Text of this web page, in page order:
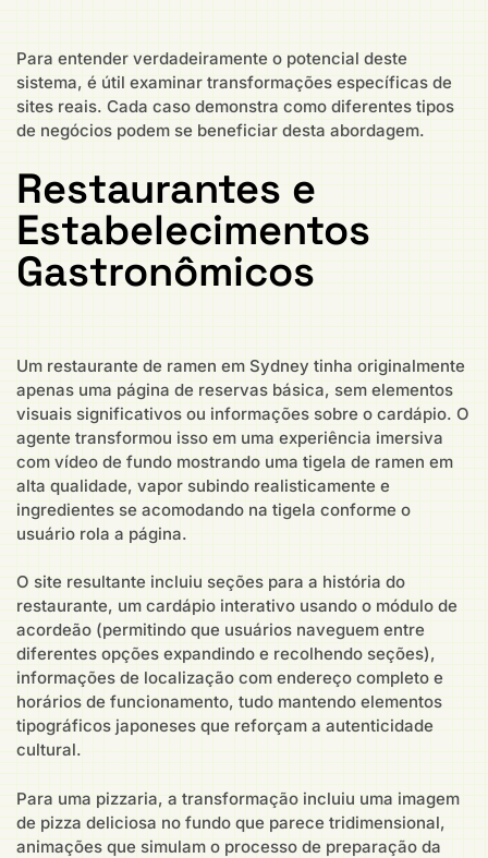
Para entender verdadeiramente o potencial deste
sistema, é útil examinar transformações específicas de
sites reais. Cada caso demonstra como diferentes tipos
de negócios podem se beneficiar desta abordagem.
Restaurantes e
Estabelecimentos
Gastronômicos
Um restaurante de ramen em Sydney tinha originalmente
apenas uma página de reservas básica, sem elementos
visuais significativos ou informações sobre o cardápio. O
agente transformou isso em uma experiência imersiva
com vídeo de fundo mostrando uma tigela de ramen em
alta qualidade, vapor subindo realisticamente e
ingredientes se acomodando na tigela conforme o
usuário rola a página.
O site resultante incluiu seções para a história do
restaurante, um cardápio interativo usando o módulo de
acordeão (permitindo que usuários naveguem entre
diferentes opções expandindo e recolhendo seções),
informações de localização com endereço completo e
horários de funcionamento, tudo mantendo elementos
tipográficos japoneses que reforçam a autenticidade
cultural.
Para uma pizzaria, a transformação incluiu uma imagem
de pizza deliciosa no fundo que parece tridimensional,
animações que simulam o processo de preparação da